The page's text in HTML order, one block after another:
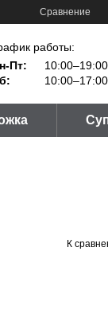
Сравнение
работы:
Пт:
10:00–19:00
10:00–17:00
К